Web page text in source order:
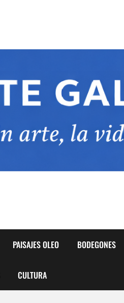
PAISAJES OLEO BODEGONES
CULTURA